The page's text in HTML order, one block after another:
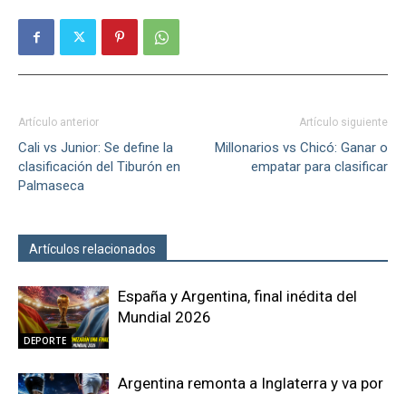
Artículo anterior
Cali vs Junior: Se define la
clasificación del Tiburón en
Palmaseca
Artículo siguiente
Millonarios vs Chicó: Ganar o
empatar para clasificar
Artículos relacionados
DEPORTE
España y Argentina, final inédita del
Mundial 2026
Argentina remonta a Inglaterra y va por